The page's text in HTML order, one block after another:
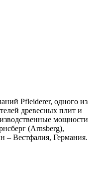
Pfleiderer, одного из
древесных плит и
мощности
(Arnsberg),
– Вестфалия, Германия.